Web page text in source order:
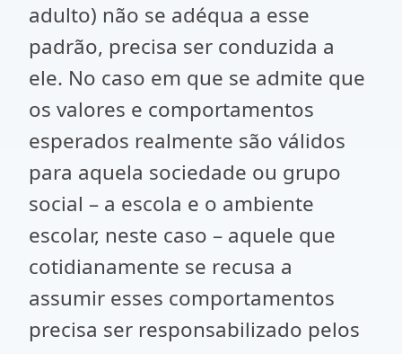
adulto) não se adéqua a esse
padrão, precisa ser conduzida a
ele. No caso em que se admite que
os valores e comportamentos
esperados realmente são válidos
para aquela sociedade ou grupo
social – a escola e o ambiente
escolar, neste caso – aquele que
cotidianamente se recusa a
assumir esses comportamentos
precisa ser responsabilizado pelos